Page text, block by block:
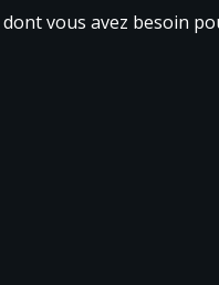
vous avez besoin